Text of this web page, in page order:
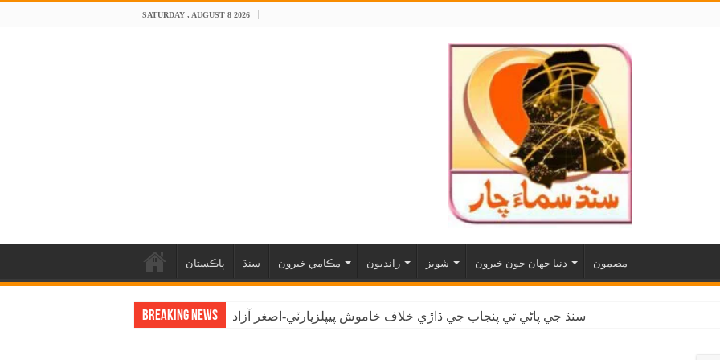
SATURDAY , AUGUST 8 2026
پاڪستان سنڌ مڪامي خبرون رانديون شوبز دنيا جهان جون خبرون مضمون
Breaking News سنڌ جي پاڻي تي پنجاب جي ڌاڙي خلاف خاموش پيپلزپارٽي-اصغر آزاد